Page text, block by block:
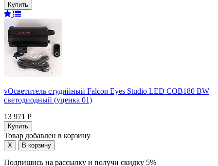
vОсветитель студийный Falcon Eyes Studio LED COB180 BW
светодиодный (уценка 01)
13 971 Р
Товар добавлен в корзину
Подпишись на рассылку и получи скидку 5%